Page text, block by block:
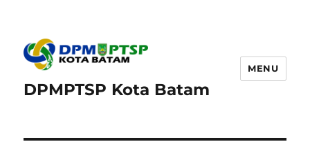
DPMPTSP Kota Batam
MENU